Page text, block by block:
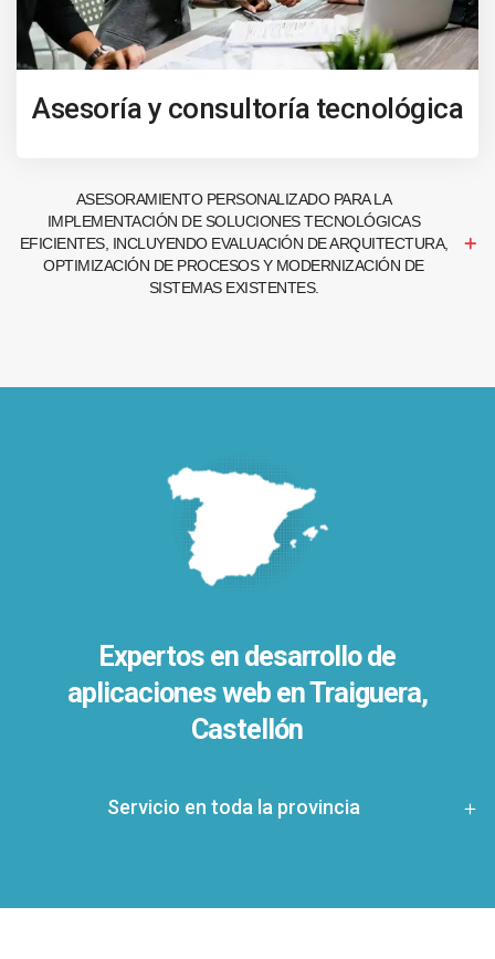
Asesoría y consultoría tecnológica
ASESORAMIENTO PERSONALIZADO PARA LA
IMPLEMENTACIÓN DE SOLUCIONES TECNOLÓGICAS
EFICIENTES, INCLUYENDO EVALUACIÓN DE ARQUITECTURA,
OPTIMIZACIÓN DE PROCESOS Y MODERNIZACIÓN DE
SISTEMAS EXISTENTES.
Expertos en desarrollo de
aplicaciones web en Traiguera,
Castellón
Servicio en toda la provincia